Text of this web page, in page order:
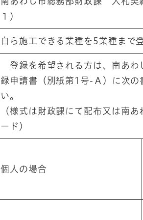
１）
自ら施工できる業種を5業種まで
登録を希望される方は、南あわ
録申請書（別紙第1号-Ａ）に次の
い。
（様式は財政課にて配布又は南
ード）
個人の場合